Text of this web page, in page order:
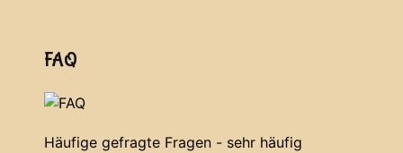
FAQ
Häufige gefragte Fragen - sehr häufig